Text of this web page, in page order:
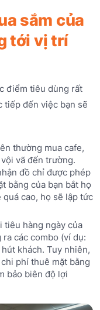
sắm của
tới vị trí
điểm tiêu dùng rất
tiếp đến việc bạn sẽ
thường mua cafe,
vã đến trường.
đồ chỉ được phép
bằng của bạn bắt họ
cao, họ sẽ lập tức
tiêu hàng ngày của
các combo (ví dụ:
khách. Tuy nhiên,
phí thuê mặt bằng
bảo biên độ lợi